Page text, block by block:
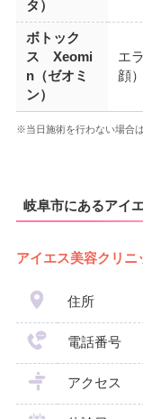
タ）
ボトック
ス Xeomi
n（ゼオミ
ン）
エ
顔
※当日施術を行わない場合
岐阜市にあるアイ
アイエス美容クリニ
住所
電話番号
アクセス